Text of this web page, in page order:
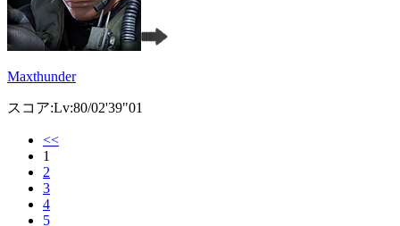
Maxthunder
スコア:Lv:80/02'39"01
<<
1
2
3
4
5